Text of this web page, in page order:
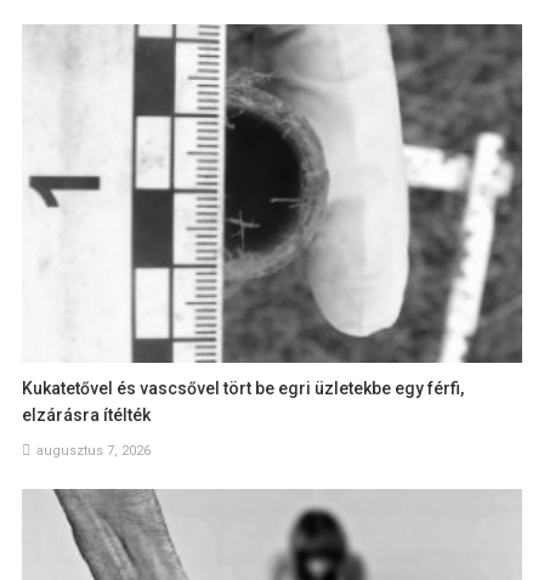
Kukatetővel és vascsővel tört be egri üzletekbe egy férfi,
elzárásra ítélték
augusztus 7, 2026